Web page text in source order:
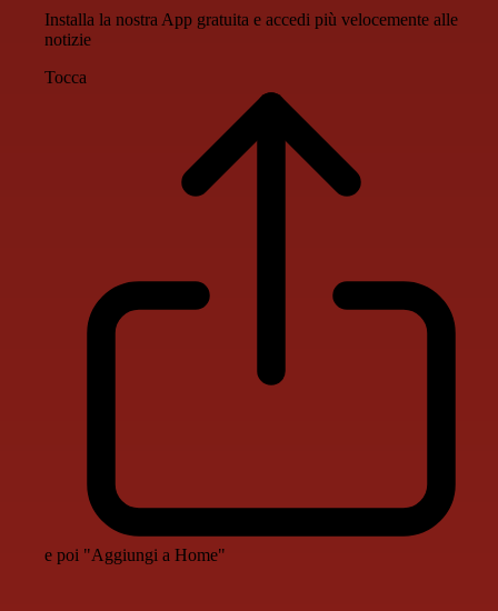
Installa la nostra App gratuita e accedi più velocemente alle
notizie
Tocca
e poi "Aggiungi a Home"